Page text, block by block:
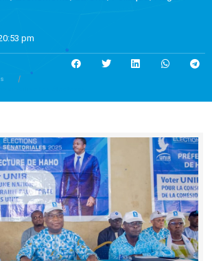
pm